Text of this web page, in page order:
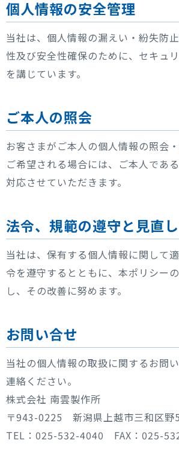
個人情報の安全管理
当社は、個人情報の漏えい・紛失防
性及び安全性確保のために、セキュ
を講じています。
ご本人の照会
お客さまがご本人の個人情報の照会
ご希望される場合には、ご本人であ
対応させていただきます。
法令、規範の遵守と見直し
当社は、保有する個人情報に関して
令を遵守するとともに、本ポリシー
し、その改善に努めます。
お問い合せ
当社の個人情報の取扱に関するお問
連絡ください。
株式会社 南雲製作所
〒943-0225 新潟県上越市三和区野
TEL：025-532-4040 FAX：025-